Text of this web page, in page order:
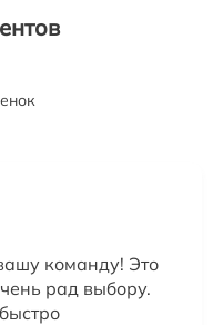
команду! Это
рад выбору.